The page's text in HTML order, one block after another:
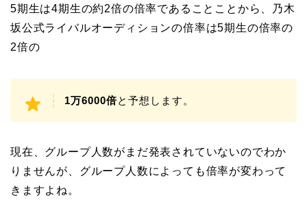
5期生は4期生の約2倍の倍率であることことから、乃木
坂公式ライバルオーディションの倍率は5期生の倍率の
2倍の
1万6000倍と予想します。
現在、グループ人数がまだ発表されていないのでわか
りませんが、グループ人数によっても倍率が変わって
きますよね。